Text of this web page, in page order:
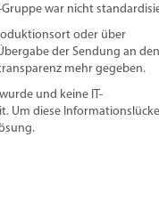
Gruppe war nicht
oder über
der Sendung an den
mehr gegeben.
und keine IT-
Um diese